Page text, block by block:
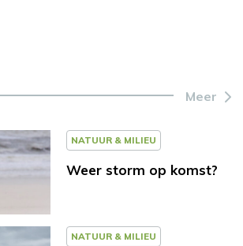
Meer
NATUUR & MILIEU
Weer storm op komst?
NATUUR & MILIEU